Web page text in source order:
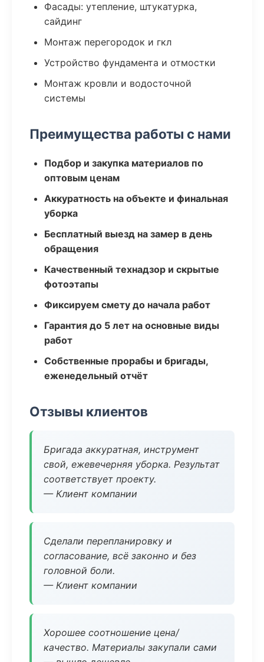
Фасады: утепление, штукатурка,
сайдинг
Монтаж перегородок и гкл
Устройство фундамента и отмостки
Монтаж кровли и водосточной
системы
Преимущества работы с нами
Подбор и закупка материалов по
оптовым ценам
Аккуратность на объекте и финальная
уборка
Бесплатный выезд на замер в день
обращения
Качественный технадзор и скрытые
фотоэтапы
Фиксируем смету до начала работ
Гарантия до 5 лет на основные виды
работ
Собственные прорабы и бригады,
еженедельный отчёт
Отзывы клиентов
Бригада аккуратная, инструмент
свой, ежевечерняя уборка. Результат
соответствует проекту.
— Клиент компании
Сделали перепланировку и
согласование, всё законно и без
головной боли.
— Клиент компании
Хорошее соотношение цена/
качество. Материалы закупали сами